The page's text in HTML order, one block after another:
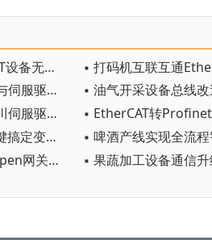
▪ 网关赋能互通S7-1200与EtherCAT设备无缝通信实践
▪ MODBUS转PROFINET网关连接与伺服驱动系统PLC的配置
▪ Profinet转EtherCAT网关连接禾川伺服驱动器电机配置案例
▪ Modbus转EtherNetIP网关！一键搞定变频器恒压供水全套方案
▪ 手把手教你完成Profinet转CanOpen网关与总线伺服的无缝对接